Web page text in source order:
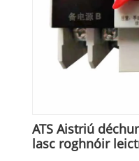
ATS Aistriú
lasc roghnóir